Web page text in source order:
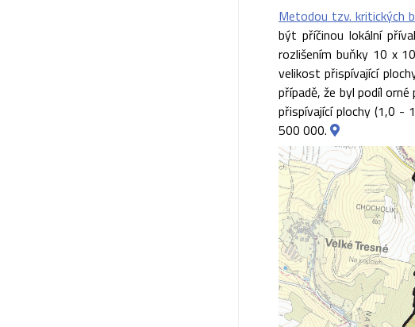
Metodou tzv. kritických
být příčinou lokální
rozlišením buňky 10 x
velikost přispívající
případě, že byl podíl
přispívající plochy (1,0 -
500 000.